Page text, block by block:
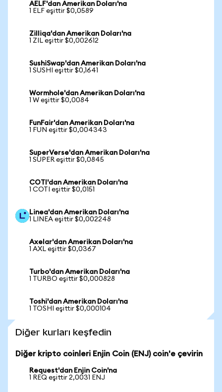
AELF'dan Amerikan Doları'na
1 ELF eşittir $0,0589
Zilliqa'dan Amerikan Doları'na
1 ZIL eşittir $0,002612
SushiSwap'dan Amerikan Doları'na
1 SUSHI eşittir $0,1641
Wormhole'dan Amerikan Doları'na
1 W eşittir $0,0084
FunFair'dan Amerikan Doları'na
1 FUN eşittir $0,004343
SuperVerse'dan Amerikan Doları'na
1 SUPER eşittir $0,0845
COTI'dan Amerikan Doları'na
1 COTI eşittir $0,0151
Linea'dan Amerikan Doları'na
1 LINEA eşittir $0,002248
Axelar'dan Amerikan Doları'na
1 AXL eşittir $0,0367
Turbo'dan Amerikan Doları'na
1 TURBO eşittir $0,000828
Toshi'dan Amerikan Doları'na
1 TOSHI eşittir $0,000104
Diğer kurları keşfedin
Diğer kripto coinleri Enjin Coin (ENJ) coin'e çevirin
Request'dan Enjin Coin'na
1 REQ eşittir 2,0031 ENJ